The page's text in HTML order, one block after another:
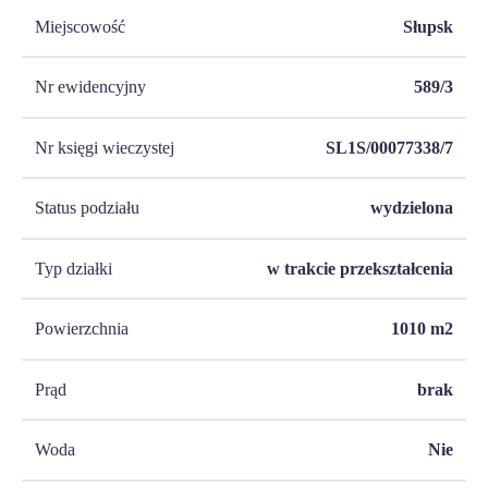
Miejscowość Słupsk
Nr ewidencyjny 589/3
Nr księgi wieczystej SL1S/00077338/7
Status podziału wydzielona
Typ działki w trakcie przekształcenia
Powierzchnia 1010 m2
Prąd brak
Woda Nie